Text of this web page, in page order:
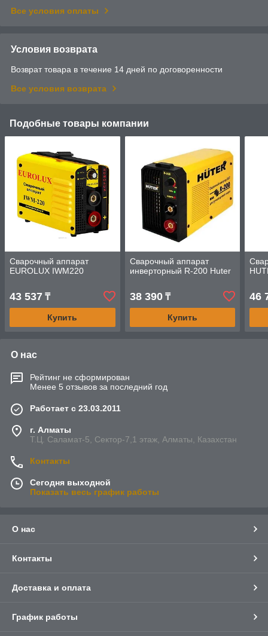
Все условия оплаты
Условия возврата
Возврат товара в течение 14 дней по договоренности
Все условия возврата
Подобные товары компании
Сварочный аппарат
EUROLUX IWM220
43 537 ₸
Купить
Сварочный аппарат
инверторный R-200 Huter
38 390₸
Купить
46
О нас
Рейтинг не сформирован
Менее 5 отзывов за последний год
Работает с 23.03.2011
г. Алматы
Т.Ц. Саламат-5, Cектор-7,1 этаж, Алматы, Казахстан
Контакты
Сегодня выходной
Показать весь график работы
О нас
Контакты
Доставка и оплата
График работы